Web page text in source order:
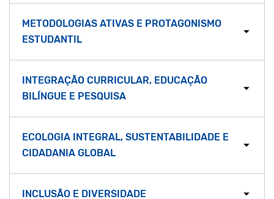
METODOLOGIAS ATIVAS E PROTAGONISMO
ESTUDANTIL
INTEGRAÇÃO CURRICULAR, EDUCAÇÃO
BILÍNGUE E PESQUISA
ECOLOGIA INTEGRAL, SUSTENTABILIDADE E
CIDADANIA GLOBAL
INCLUSÃO E DIVERSIDADE